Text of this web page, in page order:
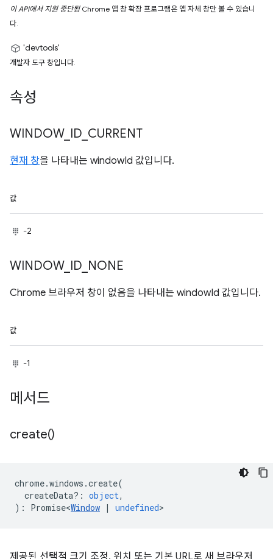
이 API에서 지원 중단됨Chrome 앱 창 확장 프로그램은 앱 자체 창만 볼 수 있습니
다.
'devtools'
개발자 도구 창입니다.
속성
WINDOW_ ID CURRENT
현재 창을 나타내는 windowId 값입니다.
값
-2
WINDOW_ ID NONE
Chrome 브라우저 창이 없음을 나타내는 windowId 값입니다.
값
-1
메서드
create()
chrome.windows .create(
createData? : object,
) : Promise<Window | undefined>
제공된 선택적 크기 조정, 위치 또는 기본 URL로 새 브라우저